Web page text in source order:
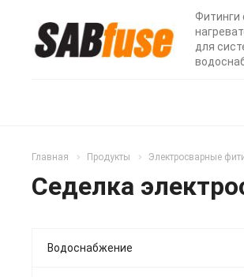
Фитинги
для
Главная Продукты Электросварные
Седелка
Водоснабжение